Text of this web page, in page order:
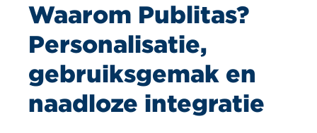
Waarom Publitas?
Personalisatie,
gebruiksgemak en
naadloze integratie